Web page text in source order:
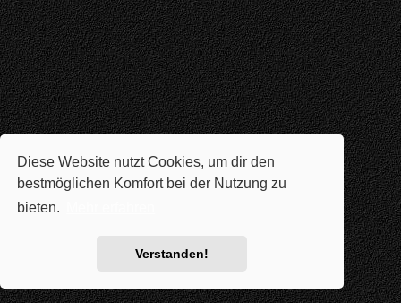
Diese Website nutzt Cookies, um dir den
bestmöglichen Komfort bei der Nutzung zu
bieten.
Verstanden!